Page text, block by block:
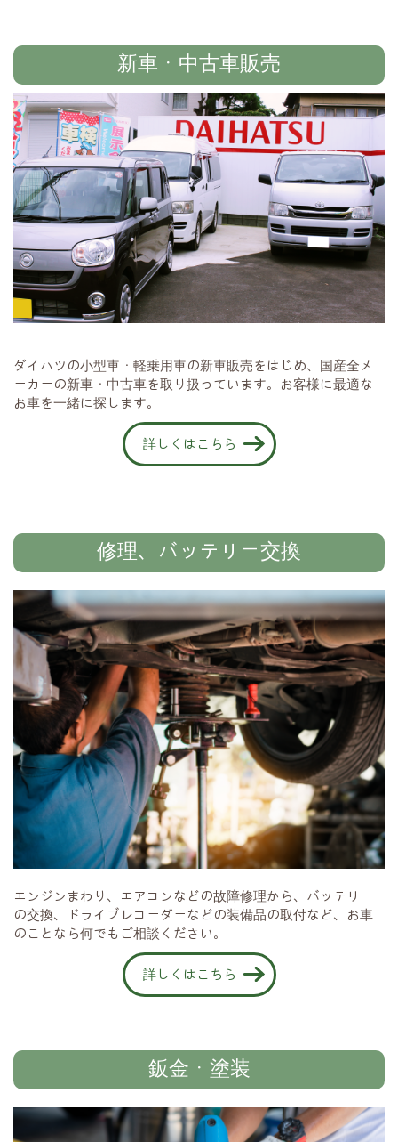
新車・中古車販売
ダイハツの小型車・軽乗用車の新車販売をはじめ、国産全メ
ーカーの新車・中古車を取り扱っています。お客様に最適な
お車を一緒に探します。
詳しくはこちら
修理、バッテリー交換
エンジンまわり、エアコンなどの故障修理から、バッテリー
の交換、ドライブレコーダーなどの装備品の取付など、お車
のことなら何でもご相談ください。
詳しくはこちら
鈑金・塗装